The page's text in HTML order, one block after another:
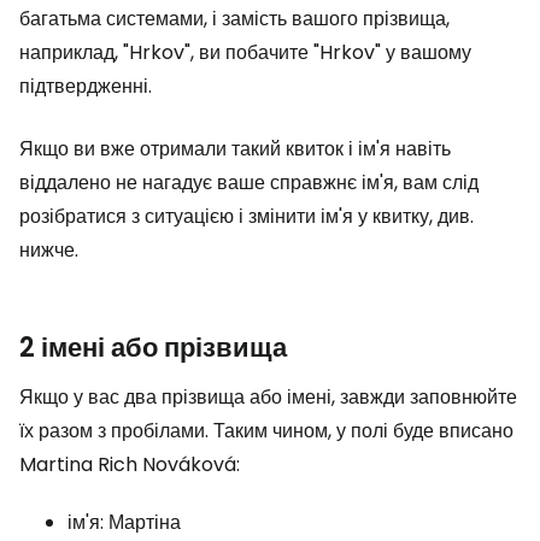
багатьма системами, і замість вашого прізвища,
наприклад, "Hrkov", ви побачите "Hrkov" у вашому
підтвердженні.
Якщо ви вже отримали такий квиток і ім'я навіть
віддалено не нагадує ваше справжнє ім'я, вам слід
розібратися з ситуацією і змінити ім'я у квитку, див.
нижче.
2 імені або прізвища
Якщо у вас два прізвища або імені, завжди заповнюйте
їх разом з пробілами. Таким чином, у полі буде вписано
Martina Rich Nováková:
ім'я: Мартіна